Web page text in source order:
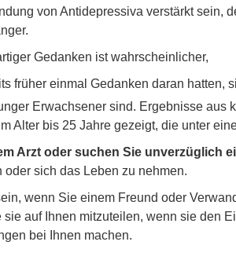
von Antidepressiva verstärkt sein,
Gedanken ist wahrscheinlicher,
früher einmal Gedanken daran hatten,
Erwachsener sind. Ergebnisse aus
Alter bis 25 Jahre gezeigt, die unter
Arzt oder suchen Sie unverzüglich
oder sich das Leben zu nehmen.
wenn Sie einem Freund oder
sie auf Ihnen mitzuteilen, wenn sie den
bei Ihnen machen.